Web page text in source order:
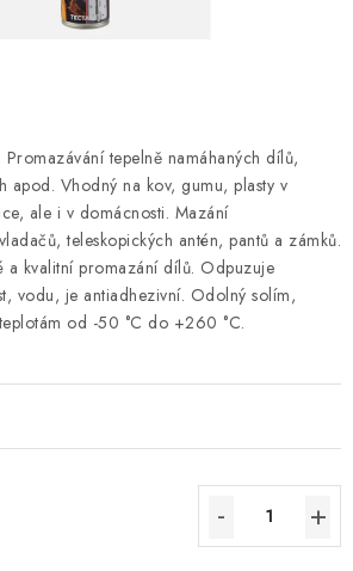
údajů
tepelně namáhaných dílů,
apod. Vhodný na kov, gumu, plasty v
ale i v domácnosti. Mazání
teleskopických antén, pantů a zámků.
a kvalitní promazání dílů. Odpuzuje
vodu, je antiadhezivní. Odolný solím,
od -50 °C do +260 °C.